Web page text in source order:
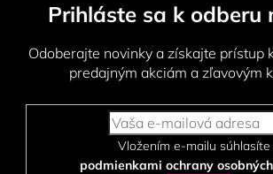
Prihláste sa k odberu
Odoberajte novinky a získajte prístup
predajným akciám a zľavovým
podmienkami ochrany